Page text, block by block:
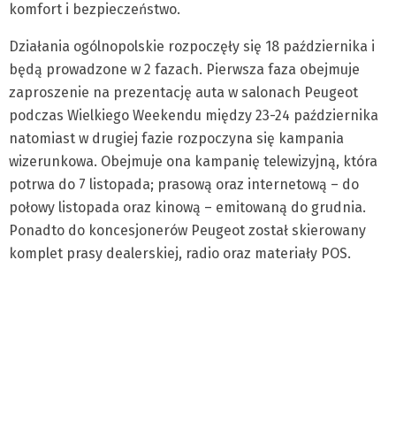
komfort i bezpieczeństwo.
Działania ogólnopolskie rozpoczęły się 18 października i
będą prowadzone w 2 fazach. Pierwsza faza obejmuje
zaproszenie na prezentację auta w salonach Peugeot
podczas Wielkiego Weekendu między 23-24 października
natomiast w drugiej fazie rozpoczyna się kampania
wizerunkowa. Obejmuje ona kampanię telewizyjną, która
potrwa do 7 listopada; prasową oraz internetową – do
połowy listopada oraz kinową – emitowaną do grudnia.
Ponadto do koncesjonerów Peugeot został skierowany
komplet prasy dealerskiej, radio oraz materiały POS.